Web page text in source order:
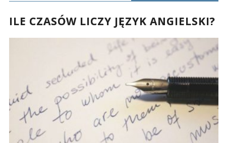
ILE CZASÓW LICZY JĘZYK ANGIELSKI?